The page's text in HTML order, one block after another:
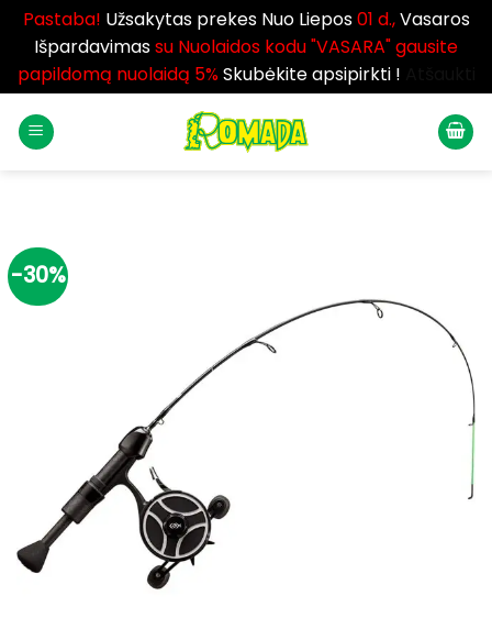
Pastaba! Užsakytas prekes Nuo Liepos01 d.,Vasaros
Išpardavimassu Nuolaidos kodu "VASARA" gausite
papildomą nuolaidą 5%Skubėkite apsipirkti !
-30%